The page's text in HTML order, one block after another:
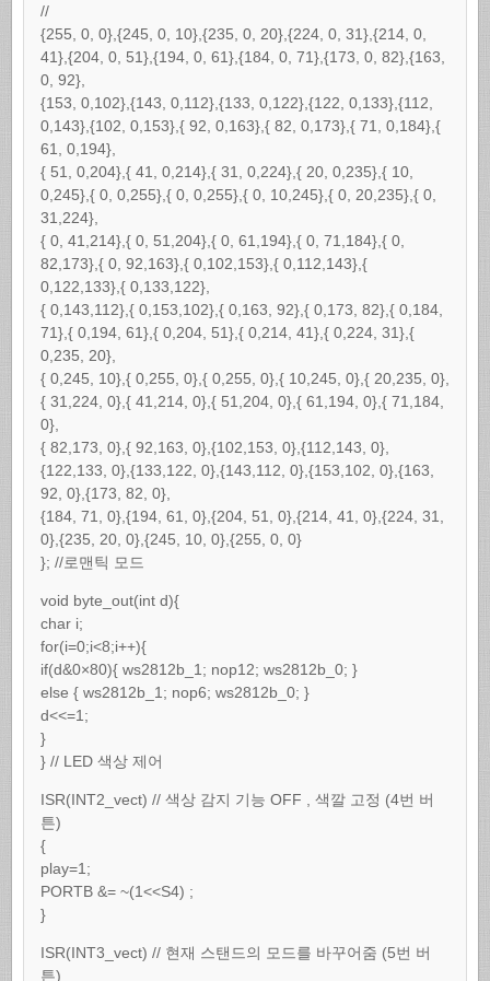
//
{255, 0, 0},{245, 0, 10},{235, 0, 20},{224, 0, 31},{214, 0,
41},{204, 0, 51},{194, 0, 61},{184, 0, 71},{173, 0, 82},{163,
0, 92},
{153, 0,102},{143, 0,112},{133, 0,122},{122, 0,133},{112,
0,143},{102, 0,153},{ 92, 0,163},{ 82, 0,173},{ 71, 0,184},{
61, 0,194},
{ 51, 0,204},{ 41, 0,214},{ 31, 0,224},{ 20, 0,235},{ 10,
0,245},{ 0, 0,255},{ 0, 0,255},{ 0, 10,245},{ 0, 20,235},{ 0,
31,224},
{ 0, 41,214},{ 0, 51,204},{ 0, 61,194},{ 0, 71,184},{ 0,
82,173},{ 0, 92,163},{ 0,102,153},{ 0,112,143},{
0,122,133},{ 0,133,122},
{ 0,143,112},{ 0,153,102},{ 0,163, 92},{ 0,173, 82},{ 0,184,
71},{ 0,194, 61},{ 0,204, 51},{ 0,214, 41},{ 0,224, 31},{
0,235, 20},
{ 0,245, 10},{ 0,255, 0},{ 0,255, 0},{ 10,245, 0},{ 20,235, 0},
{ 31,224, 0},{ 41,214, 0},{ 51,204, 0},{ 61,194, 0},{ 71,184,
0},
{ 82,173, 0},{ 92,163, 0},{102,153, 0},{112,143, 0},
{122,133, 0},{133,122, 0},{143,112, 0},{153,102, 0},{163,
92, 0},{173, 82, 0},
{184, 71, 0},{194, 61, 0},{204, 51, 0},{214, 41, 0},{224, 31,
0},{235, 20, 0},{245, 10, 0},{255, 0, 0}
}; //로맨틱 모드
void byte_out(int d){
char i;
for(i=0;i<8;i++){
if(d&0×80){ ws2812b_1; nop12; ws2812b_0; }
else { ws2812b_1; nop6; ws2812b_0; }
d<<=1;
}
} // LED 색상 제어
ISR(INT2_vect) // 색상 감지 기능 OFF , 색깔 고정 (4번 버
튼)
{
play=1;
PORTB &= ~(1<<S4) ;
}
ISR(INT3_vect) // 현재 스탠드의 모드를 바꾸어줌 (5번 버
튼)